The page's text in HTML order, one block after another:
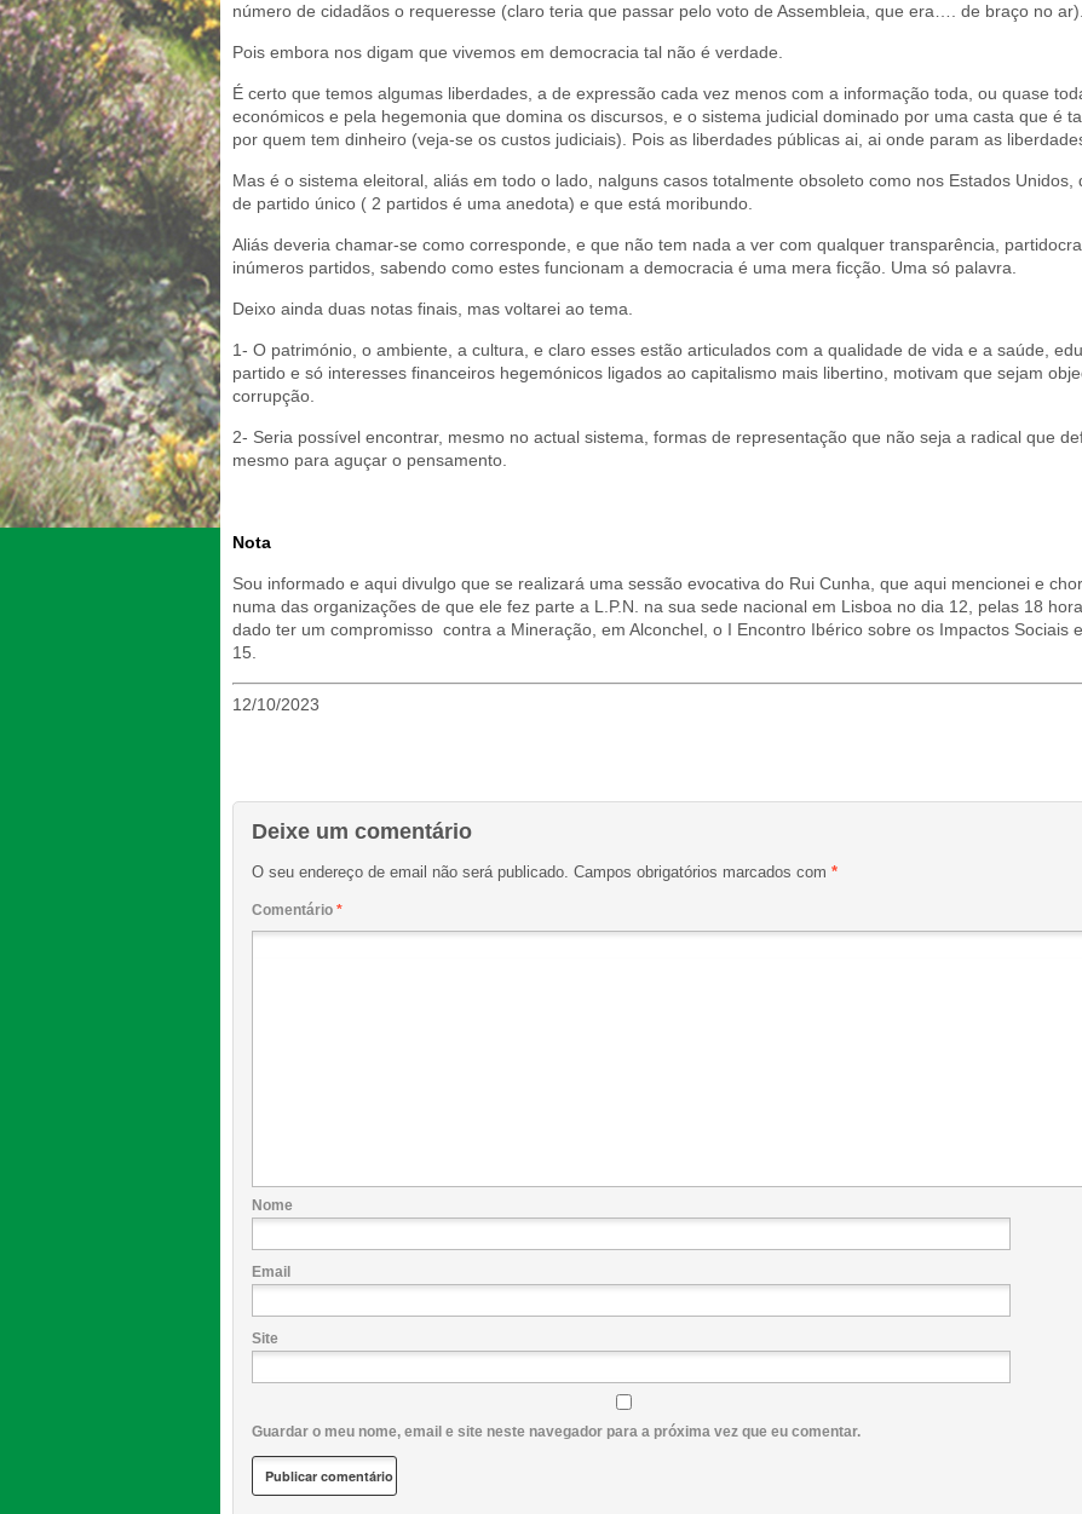
número de cidadãos o requeresse (claro teria que passar pelo voto de Assembleia, que era…. de braço no ar).
Pois embora nos digam que vivemos em democracia tal não é verdade.
É certo que temos algumas liberdades, a de expressão cada vez menos com a informação toda, ou quase
económicos e pela hegemonia que domina os discursos, e o sistema judicial dominado por uma casta que é
por quem tem dinheiro (veja-se os custos judiciais). Pois as liberdades públicas ai, ai onde param as
Mas é o sistema eleitoral, aliás em todo o lado, nalguns casos totalmente obsoleto como nos Estados
de partido único ( 2 partidos é uma anedota) e que está moribundo.
Aliás deveria chamar-se como corresponde, e que não tem nada a ver com qualquer transparência,
inúmeros partidos, sabendo como estes funcionam a democracia é uma mera ficção. Uma só palavra.
Deixo ainda duas notas finais, mas voltarei ao tema.
1- O património, o ambiente, a cultura, e claro esses estão articulados com a qualidade de vida e a saúde,
partido e só interesses financeiros hegemónicos ligados ao capitalismo mais libertino, motivam que sejam
corrupção.
2- Seria possível encontrar, mesmo no actual sistema, formas de representação que não seja a radical que
mesmo para aguçar o pensamento.
Nota
Sou informado e aqui divulgo que se realizará uma sessão evocativa do Rui Cunha, que aqui mencionei e
numa das organizações de que ele fez parte a L.P.N. na sua sede nacional em Lisboa no dia 12, pelas 18
dado ter um compromisso contra a Mineração, em Alconchel, o I Encontro Ibérico sobre os Impactos Sociais
15.
12/10/2023
Deixe um comentário
O seu endereço de email não será publicado. Campos obrigatórios marcados com *
Comentário *
Nome
Email
Site
Guardar o meu nome, email e site neste navegador para a próxima vez que eu comentar.